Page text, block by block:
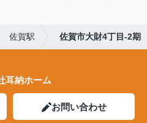
佐賀駅 佐賀市大財4丁目-2期
耳納ホーム
お問い合わせ